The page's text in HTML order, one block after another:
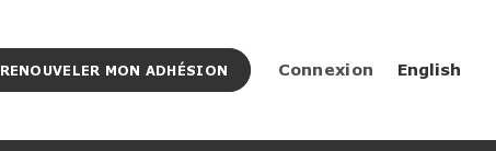
RENOUVELER MON ADHÉSION Connexion English